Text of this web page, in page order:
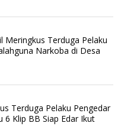
Meringkus Terduga Pelaku
Narkoba di Desa
Terduga Pelaku Pengedar
6 Klip BB Siap Edar Ikut